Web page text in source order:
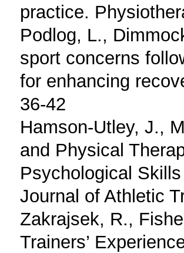
practice.
Podlog, L.,
sport concerns
for enhancing
36-42
Hamson-Utley, J.,
and Physical
Psychological
Journal of Athletic
Zakrajsek, R.,
Trainers’